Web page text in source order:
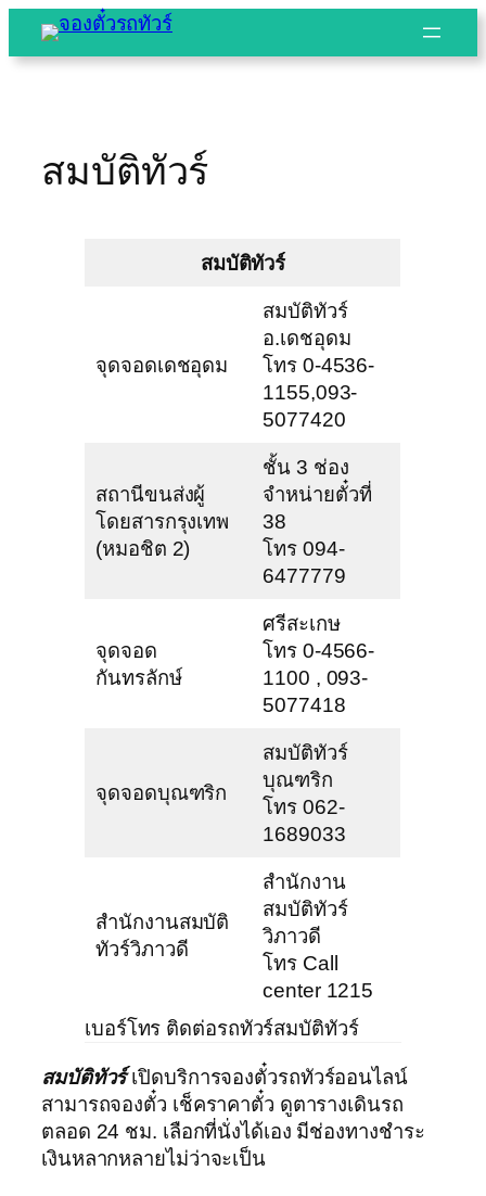
Skip
สมบัติทัวร์
สมบัติทัวร์
จุดจอดเดชอุดม
สมบัติทัวร์
อ.เดชอุดม
โทร 0-4536-
1155,093-
5077420
สถานีขนส่งผู้
โดยสารกรุงเทพ
(หมอชิต 2)
ชั้น 3 ช่อง
จำหน่ายตั๋วที่
38
โทร 094-
6477779
จุดจอด
กันทรลักษ์
ศรีสะเกษ
โทร 0-4566-
1100 , 093-
5077418
จุดจอดบุณฑริก
สมบัติทัวร์
บุณฑริก
โทร 062-
1689033
สำนักงานสมบัติ
ทัวร์วิภาวดี
สำนักงาน
สมบัติทัวร์
วิภาวดี
โทร Call
center 1215
เบอร์โทร ติดต่อรถทัวร์สมบัติทัวร์
สมบัติทัวร์ เปิดบริการจองตั๋วรถทัวร์ออนไลน์
สามารถจองตั๋ว เช็คราคาตั๋ว ดูตารางเดินรถ
ตลอด 24 ชม. เลือกที่นั่งได้เอง มีช่องทางชำระ
เงินหลากหลายไม่ว่าจะเป็น